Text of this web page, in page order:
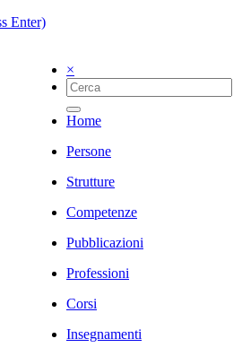
Enter)
×
Home
Persone
Strutture
Competenze
Pubblicazioni
Professioni
Corsi
Insegnamenti